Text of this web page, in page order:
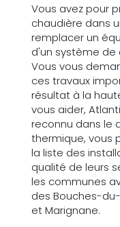
Vous avez pour
chaudière dans
remplacer un
d'un système de
Vous vous
ces travaux
résultat à la
vous aider,
reconnu dans le
thermique, vous
la liste des
qualité de leurs
les communes
des Bouches-
et Marignane.